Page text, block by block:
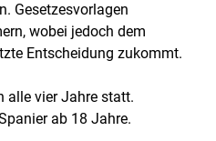
Gesetzesvorlagen
wobei jedoch dem
Entscheidung zukommt.
alle vier Jahre statt.
ab 18 Jahre.